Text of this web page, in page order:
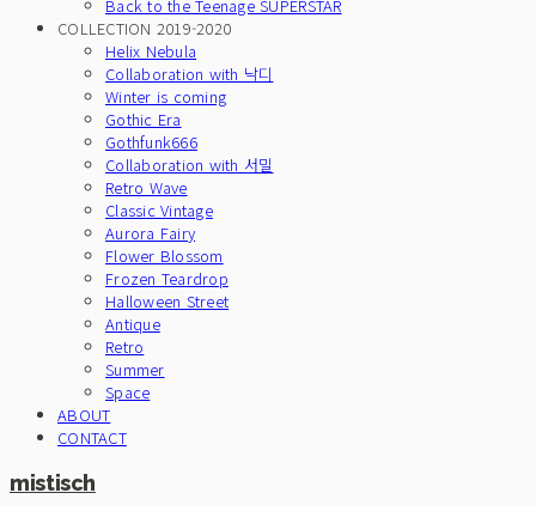
Back to the Teenage SUPERSTAR
COLLECTION 2019-2020
Helix Nebula
Collaboration with 낙디
Winter is coming
Gothic Era
Gothfunk666
Collaboration with 서밀
Retro Wave
Classic Vintage
Aurora Fairy
Flower Blossom
Frozen Teardrop
Halloween Street
Antique
Retro
Summer
Space
ABOUT
CONTACT
mistisch